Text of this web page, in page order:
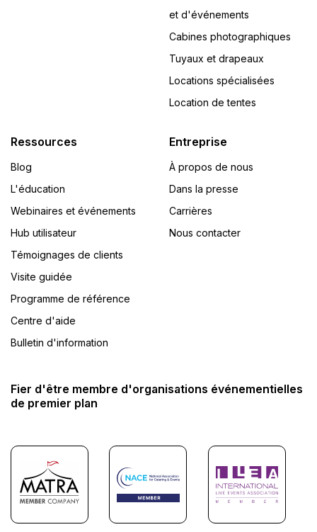
et d'événements
Cabines photographiques
Tuyaux et drapeaux
Locations spécialisées
Location de tentes
Ressources
Blog
L'éducation
Webinaires et événements
Hub utilisateur
Témoignages de clients
Visite guidée
Programme de référence
Centre d'aide
Bulletin d'information
Entreprise
À propos de nous
Dans la presse
Carrières
Nous contacter
Fier d'être membre d'organisations événementielles
de premier plan